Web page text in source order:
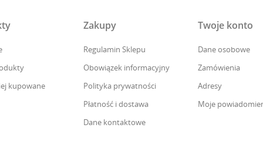
kupowane
Zakupy
Regulamin Sklepu
Obowiązek informacyjny
Polityka prywatności
Płatność i dostawa
Dane kontaktowe
Twoje konto
Dane osobowe
Zamówienia
Adresy
Moje